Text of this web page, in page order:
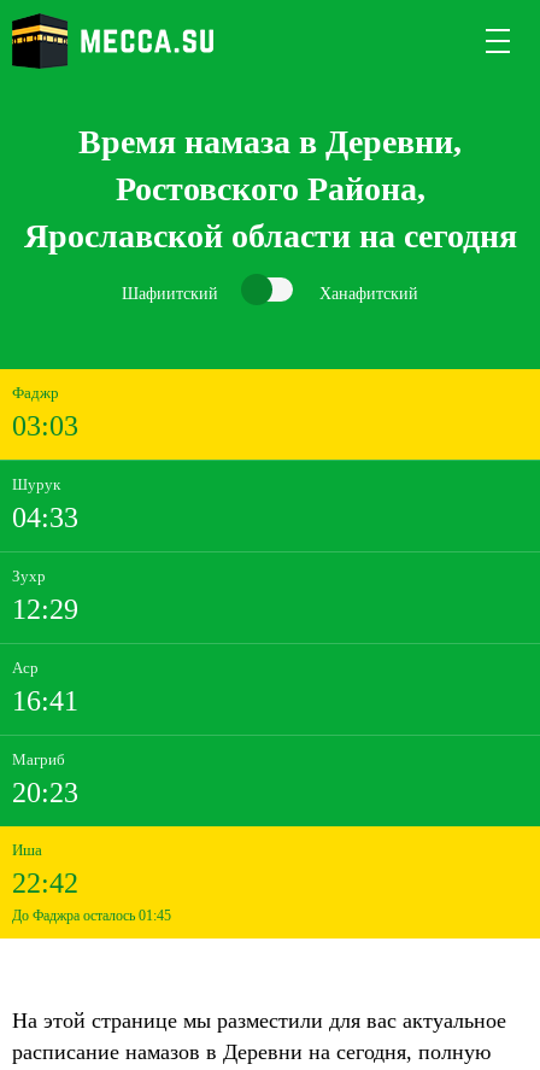
Время намаза в Деревни,
Ростовского Района,
Ярославской области на сегодня
Шафиитский Ханафитский
Фаджр
03:03
Шурук
04:33
Зухр
12:29
Аср
16:41
Магриб
20:23
Иша
22:42
До Фаджра осталось 01:45
На этой странице мы разместили для вас актуальное
расписание намазов в Деревни на сегодня, полную